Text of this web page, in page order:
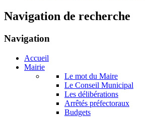
Navigation de recherche
Navigation
Accueil
Mairie
Le mot du Maire
Le Conseil Municipal
Les délibérations
Arrêtés préfectoraux
Budgets